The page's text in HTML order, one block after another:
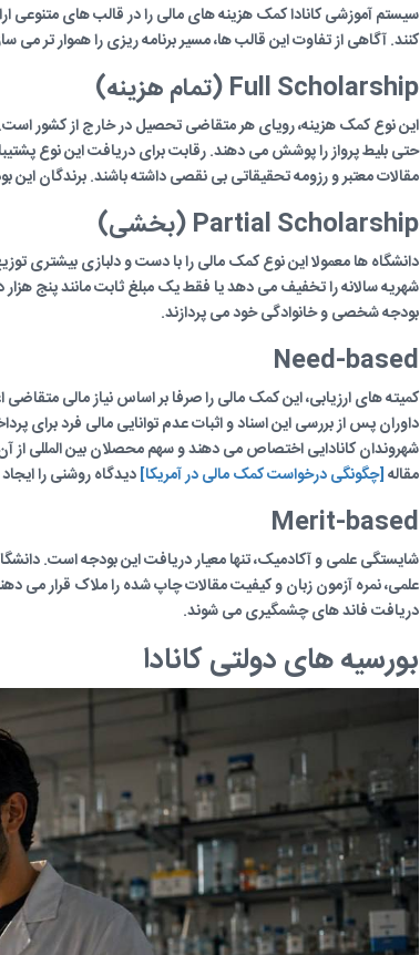
سیستم آموزشی کانادا کمک هزینه های مالی را در قالب های متنوعی
کنند. آگاهی از تفاوت این قالب ها، مسیر برنامه ریزی را هموار تر می
Full Scholarship (تمام هزینه)
این نوع کمک هزینه، رویای هر متقاضی تحصیل در خارج از کشور است.
حتی بلیط پرواز را پوشش می دهند. رقابت برای دریافت این نوع
مقالات معتبر و رزومه تحقیقاتی بی نقصی داشته باشند. برندگان
Partial Scholarship (بخشی)
دانشگاه ها معمولا این نوع کمک مالی را با دست و دلبازی بیشتری
شهریه سالانه را تخفیف می دهد یا فقط یک مبلغ ثابت مانند پنج
بودجه شخصی و خانوادگی خود می پردازند.
Need-based
کمیته های ارزیابی، این کمک مالی را صرفا بر اساس نیاز مالی
داوران پس از بررسی این اسناد و اثبات عدم توانایی مالی فرد برای
شهروندان کانادایی اختصاص می دهند و سهم محصلان بین المللی
مقاله[چگونگی درخواست کمک مالی در آمریکا]دیدگاه روشنی را
Merit-based
شایستگی علمی و آکادمیک، تنها معیار دریافت این بودجه است.
علمی، نمره آزمون زبان و کیفیت مقالات چاپ شده را ملاک قرار می
دریافت فاند های چشمگیری می شوند.
بورسیه های دولتی کانادا